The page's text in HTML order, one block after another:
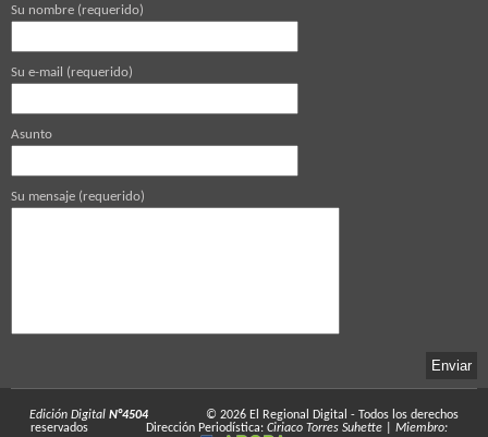
Su nombre (requerido)
Su e-mail (requerido)
Asunto
Su mensaje (requerido)
Edición Digital N°4504 © 2026 El Regional Digital - Todos los derechos
reservados
Dirección Periodística: Ciriaco Torres Suhette Miembro: